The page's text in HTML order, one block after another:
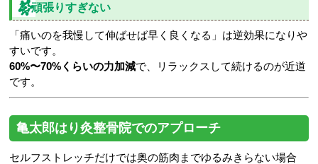
3. 頑張りすぎない
「痛いのを我慢して伸ばせば早く良くなる」は逆効果になりや
すいです。
60%〜70%くらいの力加減で、リラックスして続けるのが近道
です。
亀太郎はり灸整骨院でのアプローチ
セルフストレッチだけでは奥の筋肉までゆるみきらない場合